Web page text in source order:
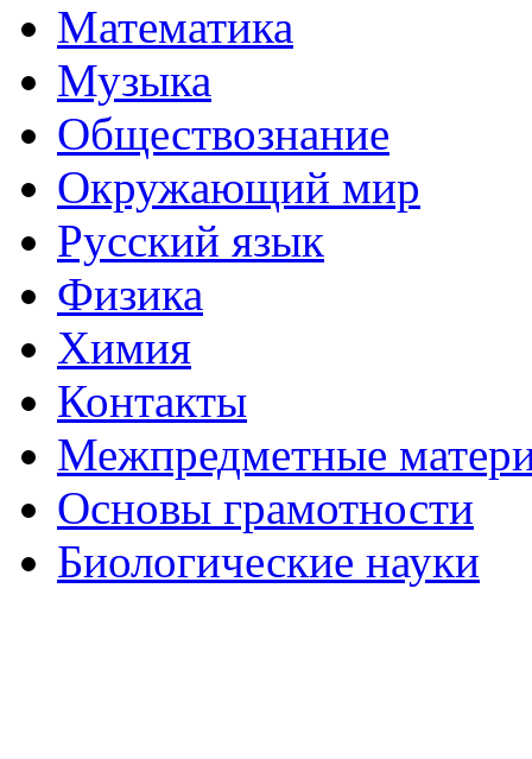
Математика
Музыка
Обществознание
Окружающий мир
Русский язык
Физика
Химия
Контакты
Межпредметные
Основы грамотности
Биологические науки